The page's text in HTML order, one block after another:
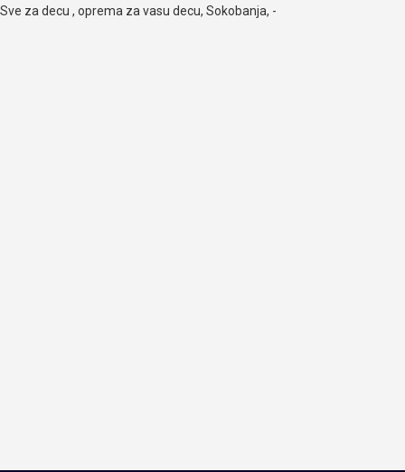
Sve za decu , oprema za vasu decu, Sokobanja, -